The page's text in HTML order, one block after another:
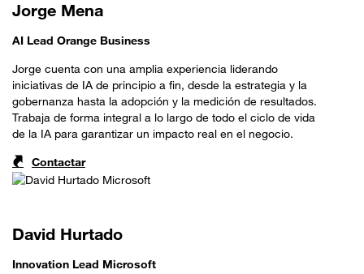
Jorge Mena
AI Lead Orange Business
Jorge cuenta con una amplia experiencia liderando
iniciativas de IA de principio a fin, desde la estrategia y la
gobernanza hasta la adopción y la medición de resultados.
Trabaja de forma integral a lo largo de todo el ciclo de vida
de la IA para garantizar un impacto real en el negocio.
Contactar
David Hurtado
Innovation Lead Microsoft